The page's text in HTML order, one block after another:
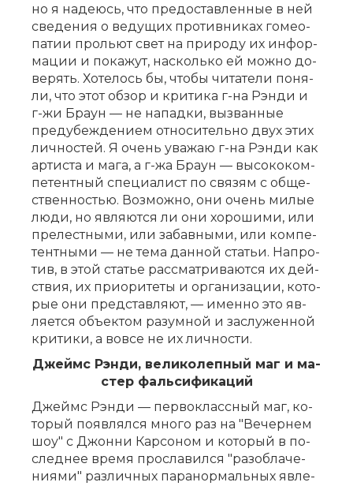
но я на­де­юсь, что предо­став­лен­ные в ней
све­де­ния о ве­ду­щих про­тив­ни­ках го­мео­
па­тии про­льют свет на при­ро­ду их ин­фор­
ма­ции и по­ка­жут, на­сколь­ко ей мож­но до­
ве­рять. Хо­те­лось бы, что­бы чи­та­те­ли по­ня­
ли, что этот об­зор и кри­ти­ка г-на Рэн­ди и
г-жи Бра­ун — не на­пад­ки, вы­зван­ные
предубеж­де­ни­ем от­но­си­тель­но двух этих
лич­но­стей. Я очень ува­жаю г-на Рэн­ди как
ар­ти­ста и ма­га, а г-жа Бра­ун — вы­со­ко­ком­
пе­тент­ный спе­ци­а­лист по свя­зям с об­ще­
ствен­но­стью. Воз­мож­но, они очень ми­лые
лю­ди, но яв­ля­ют­ся ли они хо­ро­ши­ми, или
пре­лест­ны­ми, или за­бав­ны­ми, или ком­пе­
тент­ны­ми — не те­ма дан­ной ста­тьи. На­про­
тив, в этой ста­тье рас­смат­ри­ва­ют­ся их дей­
ствия, их при­о­ри­те­ты и ор­га­ни­за­ции, ко­то­
рые они пред­став­ля­ют, — имен­но это яв­
ля­ет­ся объ­ек­том ра­зум­ной и за­слу­жен­ной
кри­ти­ки, а во­все не их лич­но­сти.
Джеймс Рэн­ди, ве­ли­ко­леп­ный маг и ма­
стер фаль­си­фи­ка­ций
Джеймс Рэн­ди — пер­во­класс­ный маг, ко­
то­рый по­яв­лял­ся мно­го раз на "Ве­чер­нем
шоу" с Джон­ни Кар­со­ном и ко­то­рый в по­
след­нее вре­мя про­сла­вил­ся "раз­об­ла­че­
ни­я­ми" раз­лич­ных па­ра­нор­маль­ных яв­ле­